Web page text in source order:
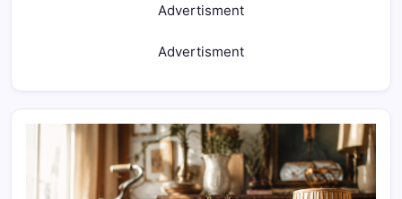
Advertisment
Advertisment